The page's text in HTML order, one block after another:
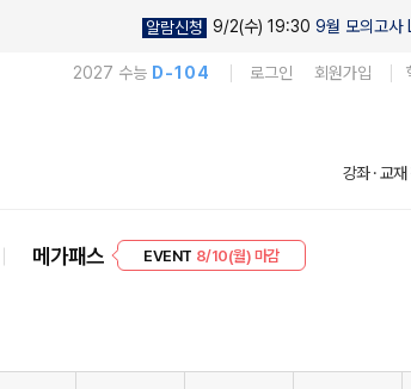
알람신청 9/2(수) 19:30 9월 모의고사
2027 수능 D-104 로그인 회원가입
강좌 · 교재
메가패스
EVENT 8/10(월) 마감